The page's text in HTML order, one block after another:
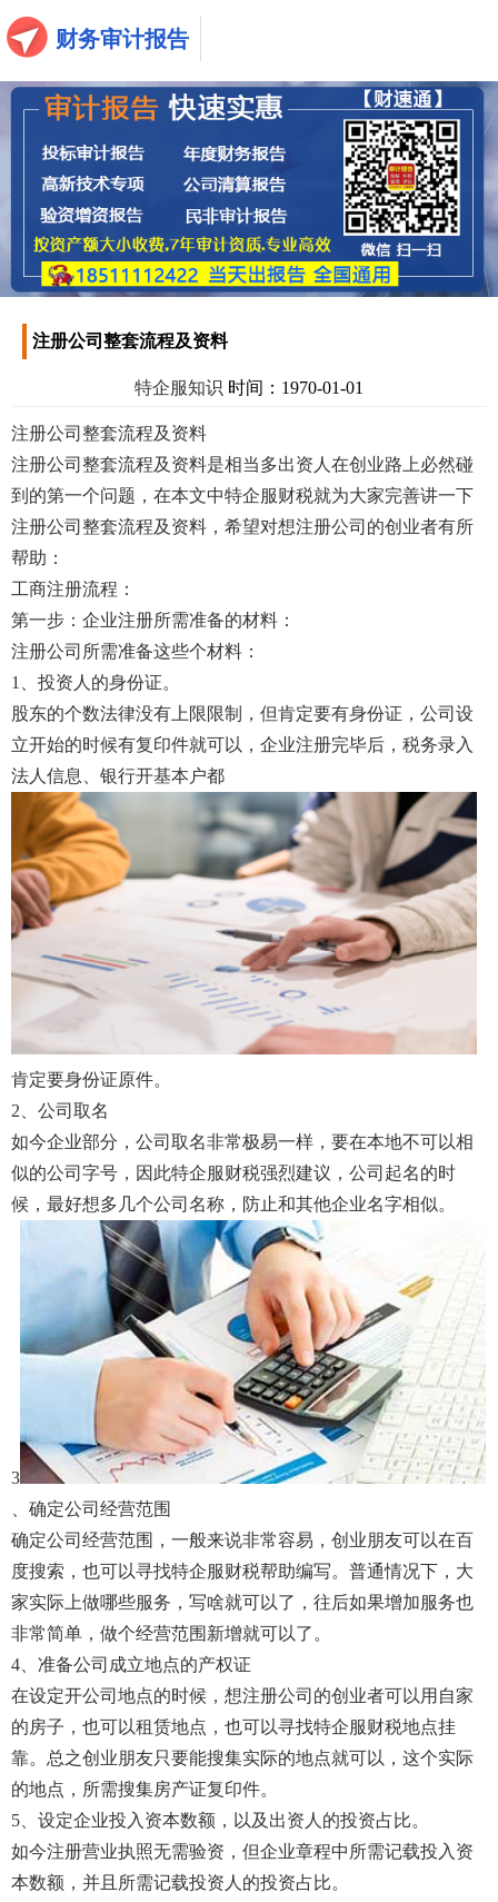
财务审计报告
注册公司整套流程及资料
特企服知识 时间：1970-01-01
注册公司整套流程及资料
注册公司整套流程及资料是相当多出资人在创业路上必然碰
到的第一个问题，在本文中特企服财税就为大家完善讲一下
注册公司整套流程及资料，希望对想注册公司的创业者有所
帮助：
工商注册流程：
第一步：企业注册所需准备的材料：
注册公司所需准备这些个材料：
1、投资人的身份证。
股东的个数法律没有上限限制，但肯定要有身份证，公司设
立开始的时候有复印件就可以，企业注册完毕后，税务录入
法人信息、银行开基本户都
肯定要身份证原件。
2、公司取名
如今企业部分，公司取名非常极易一样，要在本地不可以相
似的公司字号，因此特企服财税强烈建议，公司起名的时
候，最好想多几个公司名称，防止和其他企业名字相似。
3
、确定公司经营范围
确定公司经营范围，一般来说非常容易，创业朋友可以在百
度搜索，也可以寻找特企服财税帮助编写。普通情况下，大
家实际上做哪些服务，写啥就可以了，往后如果增加服务也
非常简单，做个经营范围新增就可以了。
4、准备公司成立地点的产权证
在设定开公司地点的时候，想注册公司的创业者可以用自家
的房子，也可以租赁地点，也可以寻找特企服财税地点挂
靠。总之创业朋友只要能搜集实际的地点就可以，这个实际
的地点，所需搜集房产证复印件。
5、设定企业投入资本数额，以及出资人的投资占比。
如今注册营业执照无需验资，但企业章程中所需记载投入资
本数额，并且所需记载投资人的投资占比。